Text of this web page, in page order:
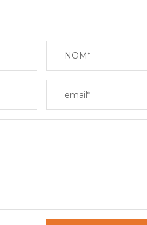
NOM*
email*